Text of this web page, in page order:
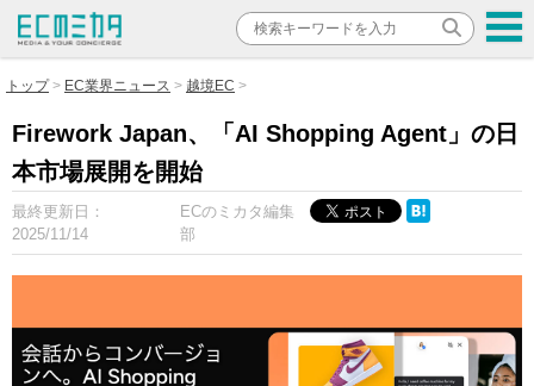
トップ EC業界ニュース 越境EC
Firework Japan、「AI Shopping Agent」の日
本市場展開を開始
最終更新日：
2025/11/14
ECのミカタ編集
部